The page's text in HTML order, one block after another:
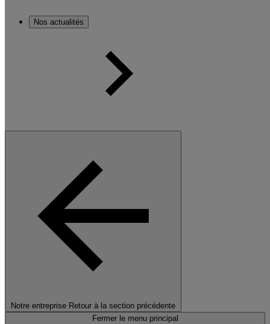
Nos actualités
Notre entreprise Retour à la section précédente
Fermer le menu principal